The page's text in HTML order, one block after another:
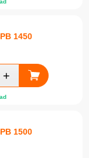
1450
1500